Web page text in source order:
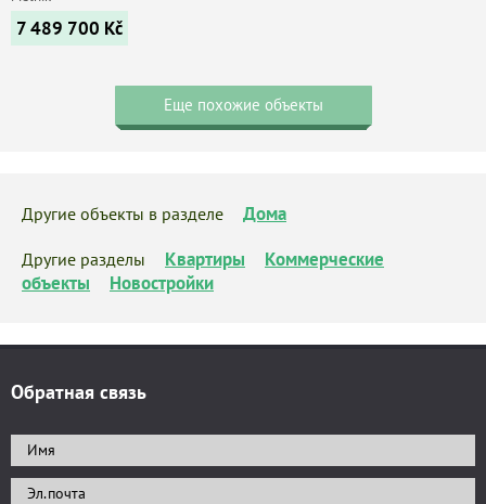
7 489 700 Kč
Еще похожие объекты
Другие объекты в разделе Дома
Другие разделы Квартиры
Коммерческие
объекты
Новостройки
Обратная связь